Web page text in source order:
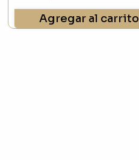
Agregar al carrito